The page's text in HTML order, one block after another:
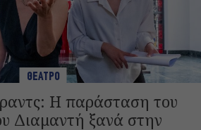
ΘΕΑΤΡΟ
Η παράσταση του
Διαμαντή ξανά στην